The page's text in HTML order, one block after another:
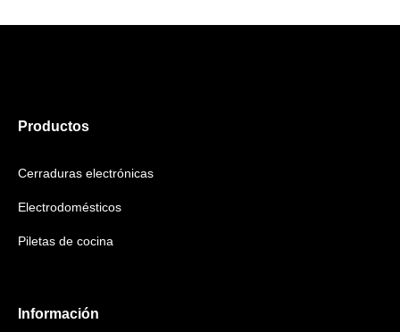
Productos
Cerraduras electrónicas
Electrodomésticos
Piletas de cocina
Información